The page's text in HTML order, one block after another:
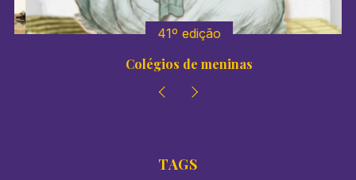
41º edição
Colégios de meninas
TAGS